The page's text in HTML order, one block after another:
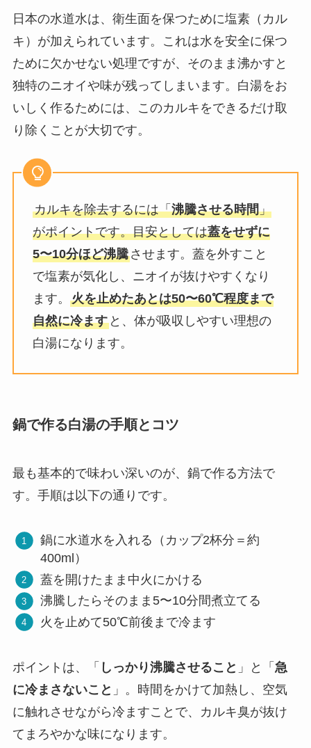
日本の水道水は、衛生面を保つために塩素（カル
キ）が加えられています。これは水を安全に保つ
ために欠かせない処理ですが、そのまま沸かすと
独特のニオイや味が残ってしまいます。白湯をお
いしく作るためには、このカルキをできるだけ取
り除くことが大切です。
カルキを除去するには「沸騰させる時間」
がポイントです。目安としては蓋をせずに
5〜10分ほど沸騰させます。蓋を外すこと
で塩素が気化し、ニオイが抜けやすくなり
ます。 火を止めたあとは50〜60℃程度まで
自然に冷ますと、体が吸収しやすい理想の
白湯になります。
鍋で作る白湯の手順とコツ
最も基本的で味わい深いのが、鍋で作る方法で
す。手順は以下の通りです。
鍋に水道水を入れる（カップ2杯分＝約
400ml）
蓋を開けたまま中火にかける
沸騰したらそのまま5〜10分間煮立てる
火を止めて50℃前後まで冷ます
ポイントは、「 しっかり沸騰させること 」と「 急
に冷まさないこと 」。時間をかけて加熱し、空気
に触れさせながら冷ますことで、カルキ臭が抜け
てまろやかな味になります。